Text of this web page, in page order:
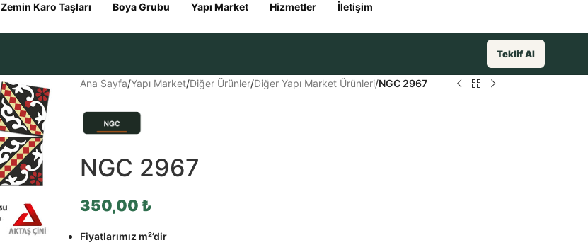
Zemin Karo Taşları Boya Grubu Yapı Market Hizmetler İletişim
Teklif Al
Ana Sayfa/Yapı Market/Diğer Ürünler/Diğer Yapı Market Ürünleri/NGC 2967
NGC 2967
350,00 ₺
Fiyatlarımız m²’dir